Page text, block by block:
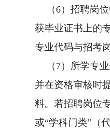
（6）招聘岗
获毕业证书上的
专业代码与招考
（7）所学专
并在资格审核时
料。若招聘岗位
或“学科门类”（